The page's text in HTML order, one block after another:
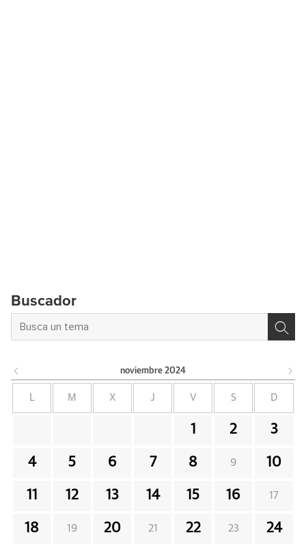
Buscador
noviembre 2024
M X J V S D
1 2 3
4 5 6 7 8 9 10
11 12 13 14 15 16 17
18 19 20 21 22 23 24